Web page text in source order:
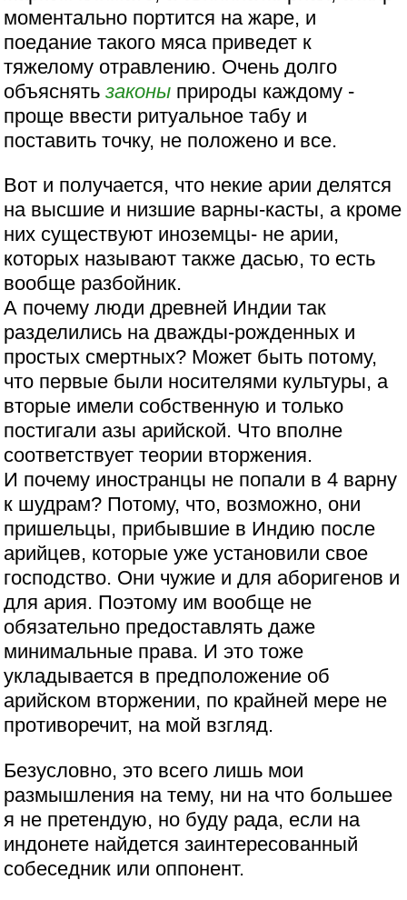
моментально портится на жаре, и
поедание такого мяса приведет к
тяжелому отравлению. Очень долго
объяснятьзаконы природы каждому -
проще ввести ритуальное табу и
поставить точку, не положено и все.
Вот и получается, что некие арии делятся
на высшие и низшие варны-касты, а кроме
них существуют иноземцы- не арии,
которых называют также дасью, то есть
вообще разбойник.
А почему люди древней Индии так
разделились на дважды-рожденных и
простых смертных? Может быть потому,
что первые были носителями культуры, а
вторые имели собственную и только
постигали азы арийской. Что вполне
соответствует теории вторжения.
И почему иностранцы не попали в 4 варну
к шудрам? Потому, что, возможно, они
пришельцы, прибывшие в Индию после
арийцев, которые уже установили свое
господство. Они чужие и для аборигенов и
для ария. Поэтому им вообще не
обязательно предоставлять даже
минимальные права. И это тоже
укладывается в предположение об
арийском вторжении, по крайней мере не
противоречит, на мой взгляд.
Безусловно, это всего лишь мои
размышления на тему, ни на что большее
я не претендую, но буду рада, если на
индонете найдется заинтересованный
собеседник или оппонент.